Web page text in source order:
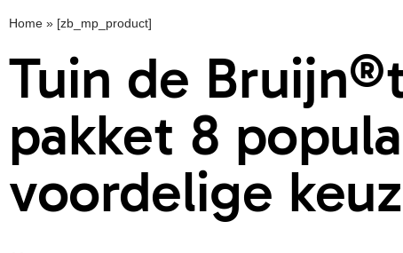
Home » [zb_mp_product]
Tuin de
pakket 8
voordelige